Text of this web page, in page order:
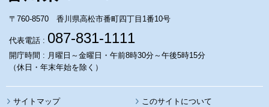
〒760-8570 香川県高松市番町四丁目1番10号
代表電話 : 087-831-1111
開庁時間 : 月曜日～金曜日・午前8時30分～午後5時15分
（休日・年末年始を除く）
サイトマップ このサイトについて